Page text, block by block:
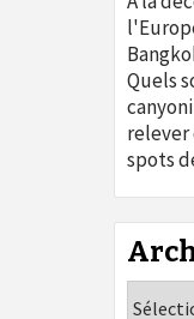
Quels
relever
spots